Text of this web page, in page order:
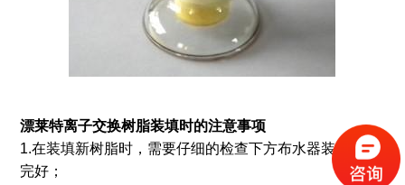
漂莱特离子交换树脂装填时的注意事项
1.在装填新树脂时，需要仔细的检查下方布水器装置是否
完好；